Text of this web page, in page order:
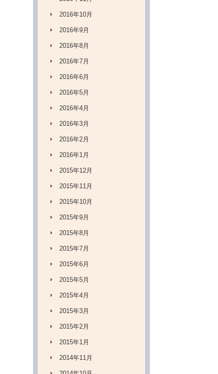
2016年10月
2016年9月
2016年8月
2016年7月
2016年6月
2016年5月
2016年4月
2016年3月
2016年2月
2016年1月
2015年12月
2015年11月
2015年10月
2015年9月
2015年8月
2015年7月
2015年6月
2015年5月
2015年4月
2015年3月
2015年2月
2015年1月
2014年11月